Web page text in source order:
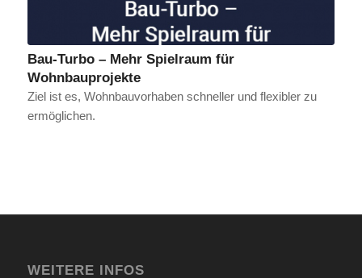
Bau-Turbo – Mehr Spielraum für
Wohnbauprojekte
Ziel ist es, Wohnbauvorhaben schneller und flexibler zu
ermöglichen.
WEITERE INFOS